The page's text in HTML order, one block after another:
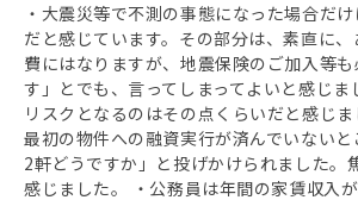
・大震災等で不測の事態になった場合だ
だと感じています。その部分は、素直に
費にはなりますが、地震保険のご加入等
す」とでも、言ってしまってよいと感じま
リスクとなるのはその点くらいだと感じ
最初の物件への融資実行が済んでいない
2軒どうですか」と投げかけられました。
感じました。 ・公務員は年間の家賃収入